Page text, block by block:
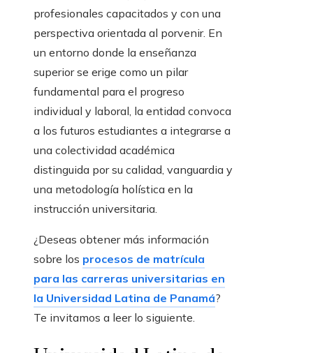
profesionales capacitados y con una
perspectiva orientada al porvenir. En
un entorno donde la enseñanza
superior se erige como un pilar
fundamental para el progreso
individual y laboral, la entidad convoca
a los futuros estudiantes a integrarse a
una colectividad académica
distinguida por su calidad, vanguardia y
una metodología holística en la
instrucción universitaria.
¿Deseas obtener más información
sobre los procesos de matrícula
para las carreras universitarias en
la Universidad Latina de Panamá?
Te invitamos a leer lo siguiente.